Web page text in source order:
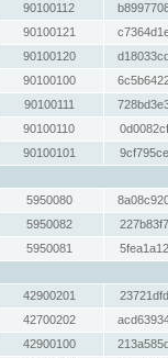
90100112
90100121
90100120
90100100
90100111
90100110
90100101
5950080
5950082
5950081
42900201
42700202
42900100